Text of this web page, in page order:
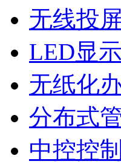
无线投
LED显
无纸化
分布式
中控控